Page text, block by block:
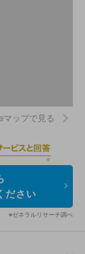
マップで見る
ださい
※ゼネラルリサーチ調べ